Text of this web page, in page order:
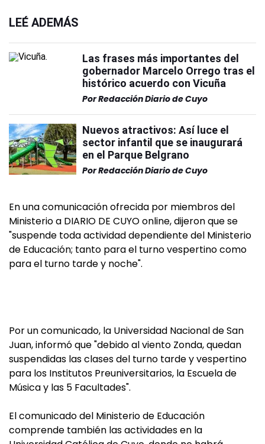
LEÉ ADEMÁS
Las frases más importantes del
gobernador Marcelo Orrego tras el
histórico acuerdo con Vicuña
PorRedacción Diario de Cuyo
Nuevos atractivos: Así luce el
sector infantil que se inaugurará
en el Parque Belgrano
PorRedacción Diario de Cuyo
En una comunicación ofrecida por miembros del
Ministerio a DIARIO DE CUYO online, dijeron que se
"suspende toda actividad dependiente del Ministerio
de Educación; tanto para el turno vespertino como
para el turno tarde y noche".
Por un comunicado, la Universidad Nacional de San
Juan, informó que "debido al viento Zonda, quedan
suspendidas las clases del turno tarde y vespertino
para los Institutos Preuniversitarios, la Escuela de
Música y las 5 Facultades".
El comunicado del Ministerio de Educación
comprende también las actividades en la